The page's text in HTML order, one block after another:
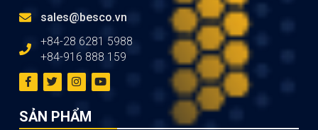
sales@besco.vn
+84-28 6281 5988
+84-916 888 159
SẢN PHẨM